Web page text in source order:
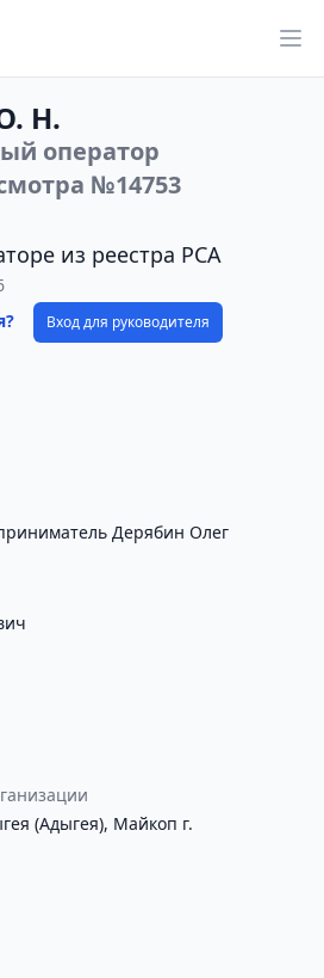
Н.
оператор
№14753
из реестра РСА
Вход для руководителя
Дерябин Олег
(Адыгея), Майкоп г.